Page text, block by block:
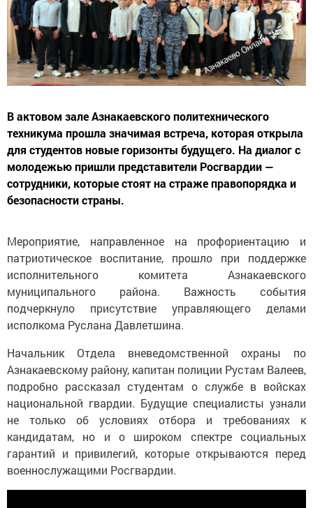
В актовом зале Азнакаевского политехнического
техникума прошла значимая встреча, которая открыла
для студентов новые горизонты будущего. На диалог с
молодежью пришли представители Росгвардии —
сотрудники, которые стоят на страже правопорядка и
безопасности страны.
Мероприятие, направленное на профориентацию и
патриотическое воспитание, прошло при поддержке
исполнительного комитета Азнакаевского
муниципального района. Важность события
подчеркнуло присутствие управляющего делами
исполкома Руслана Давлетшина.
Начальник Отдела вневедомственной охраны по
Азнакаевскому району, капитан полиции Рустам Валеев,
подробно рассказал студентам о службе в войсках
национальной гвардии. Будущие специалисты узнали
не только об условиях отбора и требованиях к
кандидатам, но и о широком спектре социальных
гарантий и привилегий, которые открываются перед
военнослужащими Росгвардии.